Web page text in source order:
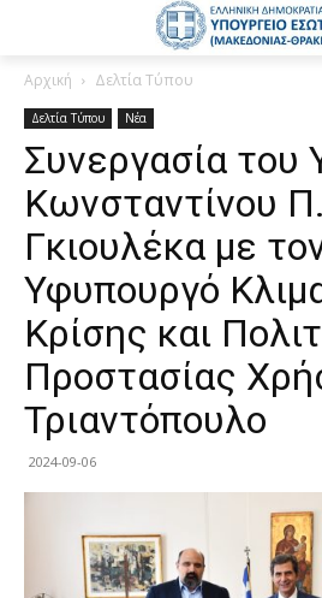
Αρχική Δελτία Τύπου
Δελτία Τύπου Νέα
Συνεργασία
Κωνσταντίνου Π.
Γκιουλέκα με
Υφυπουργό
Κρίσης και
Προστασίας
Τριαντόπουλο
2024-09-06